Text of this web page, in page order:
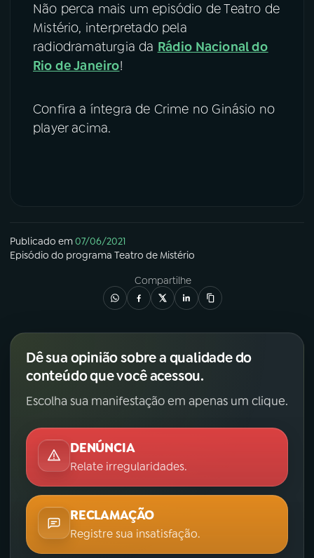
Não perca mais um episódio de Teatro de
Mistério, interpretado pela
radiodramaturgia da Rádio Nacional do
Rio de Janeiro!
Confira a íntegra de Crime no Ginásio no
player acima.
Publicado em07/06/2021
Episódio do programa Teatro de Mistério
Compartilhe
Dê sua opinião sobre a qualidade do
conteúdo que você acessou.
Escolha sua manifestação em apenas um clique.
DENÚNCIA
Relate irregularidades.
RECLAMAÇÃO
Registre sua insatisfação.